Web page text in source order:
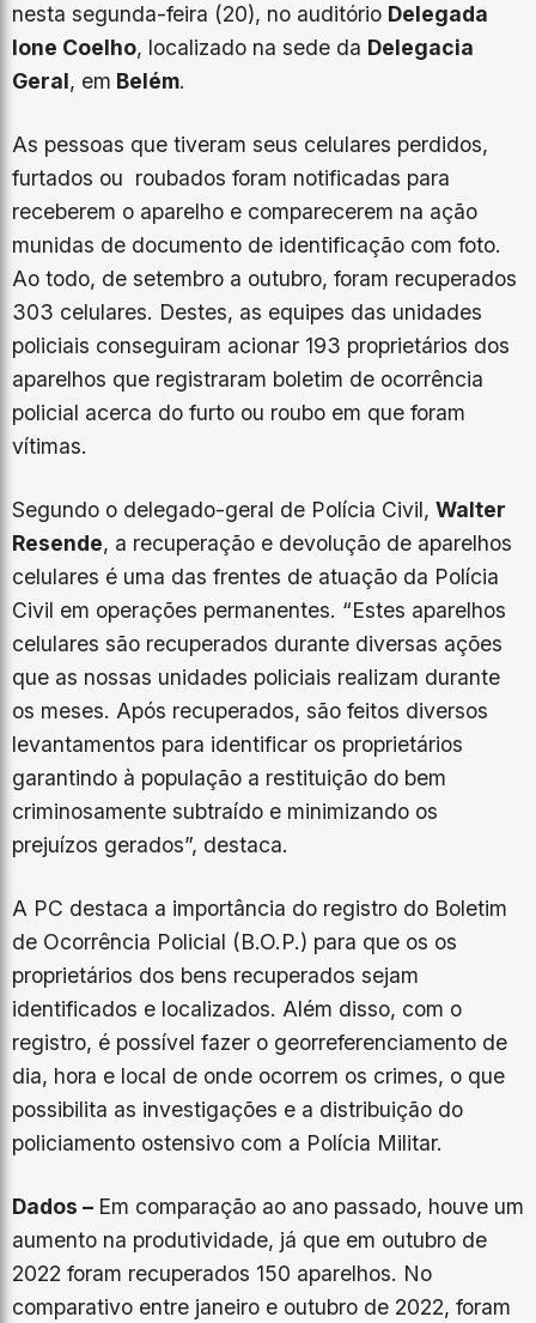
nesta segunda-feira (20), no auditório Delegada
Ione Coelho, localizado na sede da Delegacia
Geral, em Belém.
As pessoas que tiveram seus celulares perdidos,
furtados ou roubados foram notificadas para
receberem o aparelho e comparecerem na ação
munidas de documento de identificação com foto.
Ao todo, de setembro a outubro, foram recuperados
303 celulares. Destes, as equipes das unidades
policiais conseguiram acionar 193 proprietários dos
aparelhos que registraram boletim de ocorrência
policial acerca do furto ou roubo em que foram
vítimas.
Segundo o delegado-geral de Polícia Civil, Walter
Resende, a recuperação e devolução de aparelhos
celulares é uma das frentes de atuação da Polícia
Civil em operações permanentes. “Estes aparelhos
celulares são recuperados durante diversas ações
que as nossas unidades policiais realizam durante
os meses. Após recuperados, são feitos diversos
levantamentos para identificar os proprietários
garantindo à população a restituição do bem
criminosamente subtraído e minimizando os
prejuízos gerados”, destaca.
A PC destaca a importância do registro do Boletim
de Ocorrência Policial (B.O.P.) para que os os
proprietários dos bens recuperados sejam
identificados e localizados. Além disso, com o
registro, é possível fazer o georreferenciamento de
dia, hora e local de onde ocorrem os crimes, o que
possibilita as investigações e a distribuição do
policiamento ostensivo com a Polícia Militar.
Dados – Em comparação ao ano passado, houve um
aumento na produtividade, já que em outubro de
2022 foram recuperados 150 aparelhos. No
comparativo entre janeiro e outubro de 2022, foram